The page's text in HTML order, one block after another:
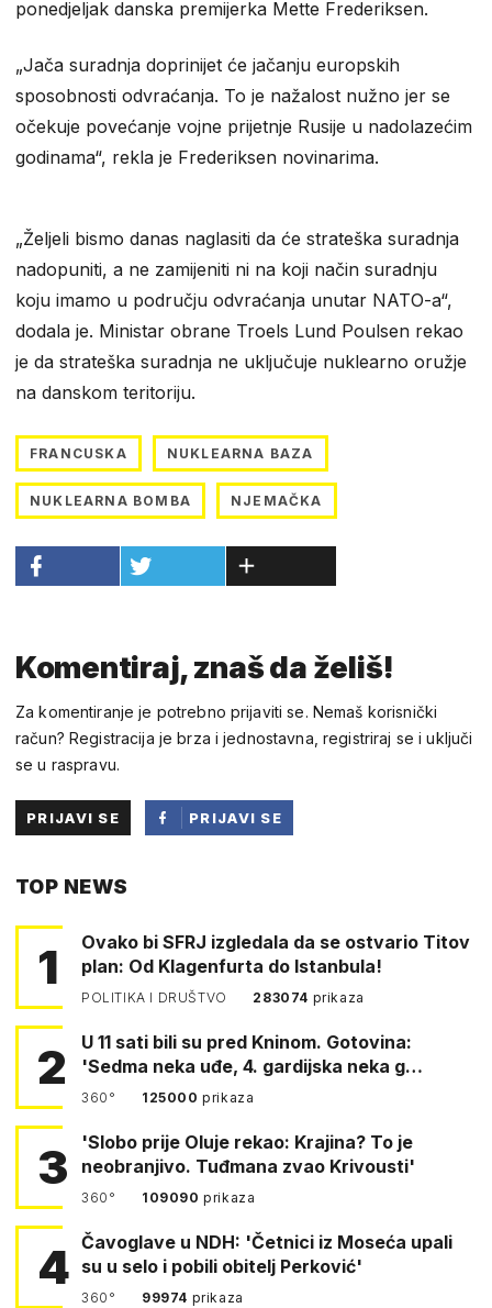
ponedjeljak danska premijerka Mette Frederiksen.
„Jača suradnja doprinijet će jačanju europskih
sposobnosti odvraćanja. To je nažalost nužno jer se
očekuje povećanje vojne prijetnje Rusije u nadolazećim
godinama“, rekla je Frederiksen novinarima.
„Željeli bismo danas naglasiti da će strateška suradnja
nadopuniti, a ne zamijeniti ni na koji način suradnju
koju imamo u području odvraćanja unutar NATO-a“,
dodala je. Ministar obrane Troels Lund Poulsen rekao
je da strateška suradnja ne uključuje nuklearno oružje
na danskom teritoriju.
FRANCUSKA NUKLEARNA BAZA
NUKLEARNA BOMBA NJEMAČKA
Komentiraj, znaš da želiš!
Za komentiranje je potrebno prijaviti se. Nemaš korisnički
račun? Registracija je brza i jednostavna, registriraj se i uključi
se u raspravu.
PRIJAVI SE
PRIJAVI SE
TOP NEWS
1
Ovako bi SFRJ izgledala da se ostvario Titov
plan: Od Klagenfurta do Istanbula!
POLITIKA I DRUŠTVO 283074 prikaza
2
U 11 sati bili su pred Kninom. Gotovina:
'Sedma neka uđe, 4. gardijska neka g…
360° 125000prikaza
3
'Slobo prije Oluje rekao: Krajina? To je
neobranjivo. Tuđmana zvao Krivousti'
360° 109090prikaza
4 Čavoglave u NDH: 'Četnici iz Moseća upali
su u selo i pobili obitelj Perković'
360° 99974 prikaza